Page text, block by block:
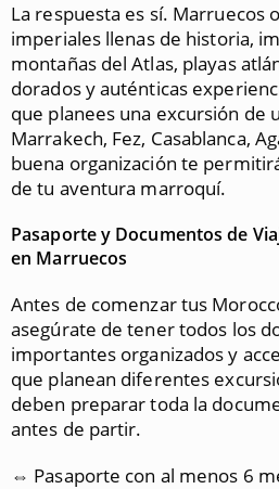
La respuesta es sí. Marruecos
imperiales llenas de historia,
montañas del Atlas, playas
dorados y auténticas
que planees una excursión de
Marrakech, Fez, Casablanca,
buena organización te
de tu aventura marroquí.
Pasaporte y Documentos de
en Marruecos
Antes de comenzar tus
asegúrate de tener todos los
importantes organizados y
que planean diferentes
deben preparar toda la
antes de partir.
⇔ Pasaporte con al menos 6